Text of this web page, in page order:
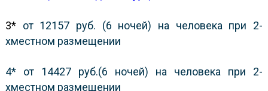
3* от 12157 руб. (6 ночей) на человека при 2-
хместном размещении
4* от 14427 руб.(6 ночей) на человека при 2-
хместном размещении